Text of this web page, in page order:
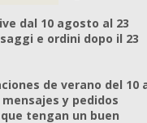
dal 10 agosto al 23
e ordini dopo il 23
de verano del 10
y pedidos
tengan un buen